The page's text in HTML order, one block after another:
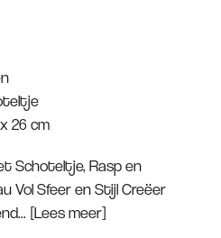
26 cm
Schoteltje, Rasp en
Vol Sfeer en Stijl Creëer
[Lees meer]